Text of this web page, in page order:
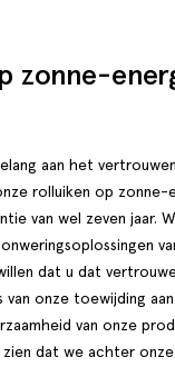
zonne-
aan het
rolluiken op
van wel zeven jaar.
dat u dat
van onze toewijding
van onze
dat we achter